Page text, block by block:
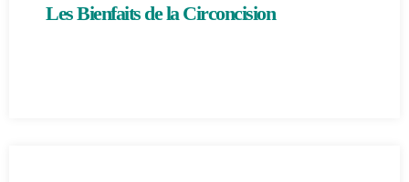
Les Bienfaits de la Circoncision